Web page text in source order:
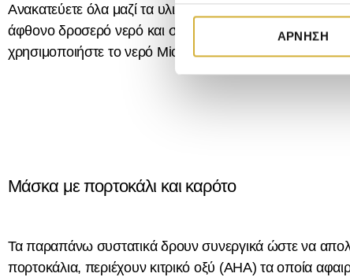
γ
ή
σ
υ
θ
η
ς
ΆΡΝΗΣΗ
Ανακατεύετε όλα μαζί τα υλικά και απλώνετε το
άφθονο δροσερό νερό και σκουπίζετε απαλά. Για να
χρησιμοποιήστε το νερό MicellarMCOSMETICS μετά
Μάσκα με πορτοκάλι και καρότο
Τα παραπάνω συστατικά δρουν συνεργικά ώστε να
πορτοκάλια, περιέχουν κιτρικό οξύ (AHA) τα οποία